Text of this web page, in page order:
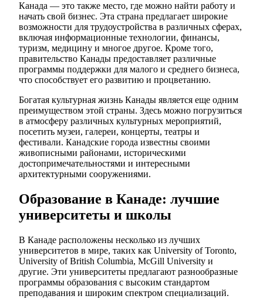
Канада — это также место, где можно найти работу и
начать свой бизнес. Эта страна предлагает широкие
возможности для трудоустройства в различных сферах,
включая информационные технологии, финансы,
туризм, медицину и многое другое. Кроме того,
правительство Канады предоставляет различные
программы поддержки для малого и среднего бизнеса,
что способствует его развитию и процветанию.
Богатая культурная жизнь Канады является еще одним
преимуществом этой страны. Здесь можно погрузиться
в атмосферу различных культурных мероприятий,
посетить музеи, галереи, концерты, театры и
фестивали. Канадские города известны своими
живописными районами, историческими
достопримечательностями и интересными
архитектурными сооружениями.
Образование в Канаде: лучшие
университеты и школы
В Канаде расположены несколько из лучших
университетов в мире, таких как University of Toronto,
University of British Columbia, McGill University и
другие. Эти университеты предлагают разнообразные
программы образования с высоким стандартом
преподавания и широким спектром специализаций.